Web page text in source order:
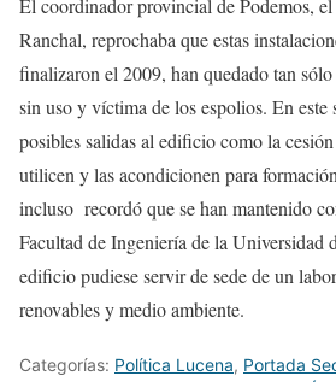
El coordinador provincial de Podemos,
Ranchal, reprochaba que estas
finalizaron el 2009, han quedado tan
sin uso y víctima de los espolios. En este
posibles salidas al edificio como la
utilicen y las acondicionen para
incluso recordó que se han mantenido
Facultad de Ingeniería de la Universidad
edificio pudiese servir de sede de un
renovables y medio ambiente.
Categorías: Política Lucena, Portada